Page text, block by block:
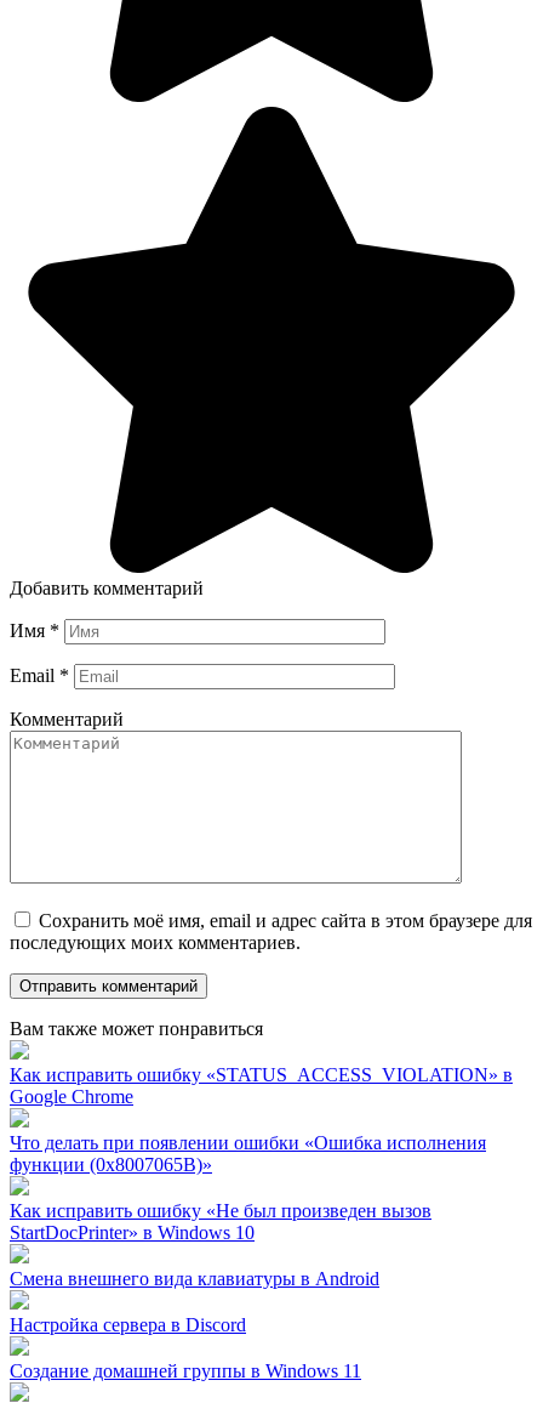
Добавить комментарий
Имя *
Email *
Комментарий
Сохранить моё имя, email и адрес сайта в этом браузере для
последующих моих комментариев.
Вам также может понравиться
Как исправить ошибку «STATUS_ACCESS_VIOLATION» в
Google Chrome
Что делать при появлении ошибки «Ошибка исполнения
функции (0x8007065B)»
Как исправить ошибку «Не был произведен вызов
StartDocPrinter» в Windows 10
Смена внешнего вида клавиатуры в Android
Настройка сервера в Discord
Создание домашней группы в Windows 11